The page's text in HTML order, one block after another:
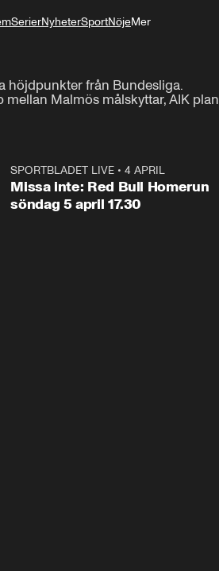
SerierNyheterSportNöjeMer
höjdpunkter från Bundesliga.
Malmös målskyttar, AIK
SPORTBLADET LIVE •4 APRIL
Missa inte: Red Bull Homerun
söndag 5 april 17.30